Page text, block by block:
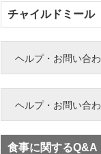
チャイルドミール
ヘルプ・お問い合
ヘルプ・お問い合
食事に関するQ&A